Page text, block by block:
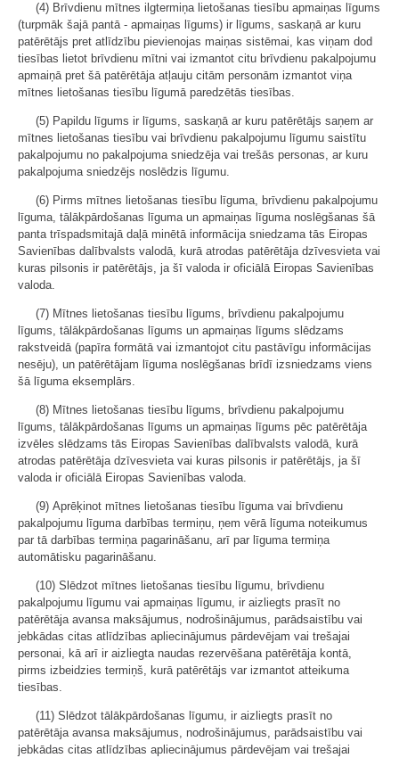
(4) Brīvdienu mītnes ilgtermiņa lietošanas tiesību apmaiņas līgums
(turpmāk šajā pantā - apmaiņas līgums) ir līgums, saskaņā ar kuru
patērētājs pret atlīdzību pievienojas maiņas sistēmai, kas viņam dod
tiesības lietot brīvdienu mītni vai izmantot citu brīvdienu pakalpojumu
apmaiņā pret šā patērētāja atļauju citām personām izmantot viņa
mītnes lietošanas tiesību līgumā paredzētās tiesības.
(5) Papildu līgums ir līgums, saskaņā ar kuru patērētājs saņem ar
mītnes lietošanas tiesību vai brīvdienu pakalpojumu līgumu saistītu
pakalpojumu no pakalpojuma sniedzēja vai trešās personas, ar kuru
pakalpojuma sniedzējs noslēdzis līgumu.
(6) Pirms mītnes lietošanas tiesību līguma, brīvdienu pakalpojumu
līguma, tālākpārdošanas līguma un apmaiņas līguma noslēgšanas šā
panta trīspadsmitajā daļā minētā informācija sniedzama tās Eiropas
Savienības dalībvalsts valodā, kurā atrodas patērētāja dzīvesvieta vai
kuras pilsonis ir patērētājs, ja šī valoda ir oficiālā Eiropas Savienības
valoda.
(7) Mītnes lietošanas tiesību līgums, brīvdienu pakalpojumu
līgums, tālākpārdošanas līgums un apmaiņas līgums slēdzams
rakstveidā (papīra formātā vai izmantojot citu pastāvīgu informācijas
nesēju), un patērētājam līguma noslēgšanas brīdī izsniedzams viens
šā līguma eksemplārs.
(8) Mītnes lietošanas tiesību līgums, brīvdienu pakalpojumu
līgums, tālākpārdošanas līgums un apmaiņas līgums pēc patērētāja
izvēles slēdzams tās Eiropas Savienības dalībvalsts valodā, kurā
atrodas patērētāja dzīvesvieta vai kuras pilsonis ir patērētājs, ja šī
valoda ir oficiālā Eiropas Savienības valoda.
(9) Aprēķinot mītnes lietošanas tiesību līguma vai brīvdienu
pakalpojumu līguma darbības termiņu, ņem vērā līguma noteikumus
par tā darbības termiņa pagarināšanu, arī par līguma termiņa
automātisku pagarināšanu.
(10) Slēdzot mītnes lietošanas tiesību līgumu, brīvdienu
pakalpojumu līgumu vai apmaiņas līgumu, ir aizliegts prasīt no
patērētāja avansa maksājumus, nodrošinājumus, parādsaistību vai
jebkādas citas atlīdzības apliecinājumus pārdevējam vai trešajai
personai, kā arī ir aizliegta naudas rezervēšana patērētāja kontā,
pirms izbeidzies termiņš, kurā patērētājs var izmantot atteikuma
tiesības.
(11) Slēdzot tālākpārdošanas līgumu, ir aizliegts prasīt no
patērētāja avansa maksājumus, nodrošinājumus, parādsaistību vai
jebkādas citas atlīdzības apliecinājumus pārdevējam vai trešajai